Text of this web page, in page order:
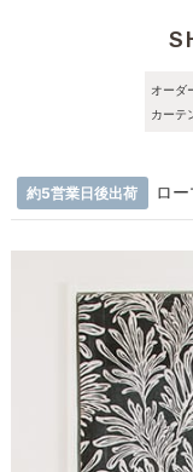
オーダ
カーテ
約5営業日後出荷 ロ